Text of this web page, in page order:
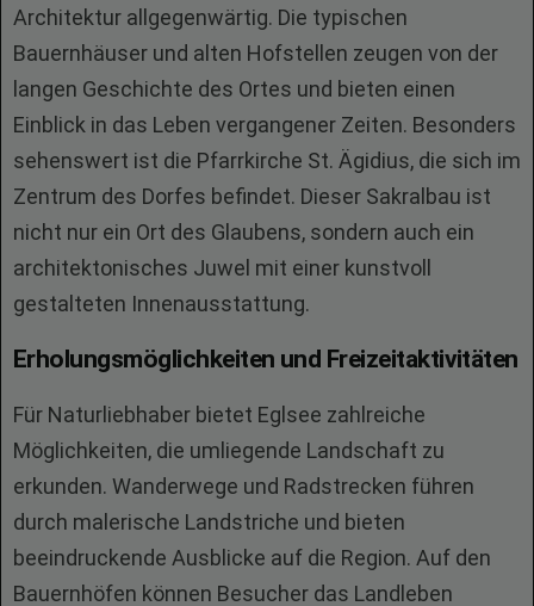
Architektur allgegenwärtig. Die typischen
Bauernhäuser und alten Hofstellen zeugen von der
langen Geschichte des Ortes und bieten einen
Einblick in das Leben vergangener Zeiten. Besonders
sehenswert ist die Pfarrkirche St. Ägidius, die sich im
Zentrum des Dorfes befindet. Dieser Sakralbau ist
nicht nur ein Ort des Glaubens, sondern auch ein
architektonisches Juwel mit einer kunstvoll
gestalteten Innenausstattung.
Erholungsmöglichkeiten und Freizeitaktivitäten
Für Naturliebhaber bietet Eglsee zahlreiche
Möglichkeiten, die umliegende Landschaft zu
erkunden. Wanderwege und Radstrecken führen
durch malerische Landstriche und bieten
beeindruckende Ausblicke auf die Region. Auf den
Bauernhöfen können Besucher das Landleben